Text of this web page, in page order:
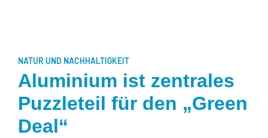
NATUR UND NACHHALTIGKEIT
Aluminium ist zentrales
Puzzleteil für den „Green
Deal“